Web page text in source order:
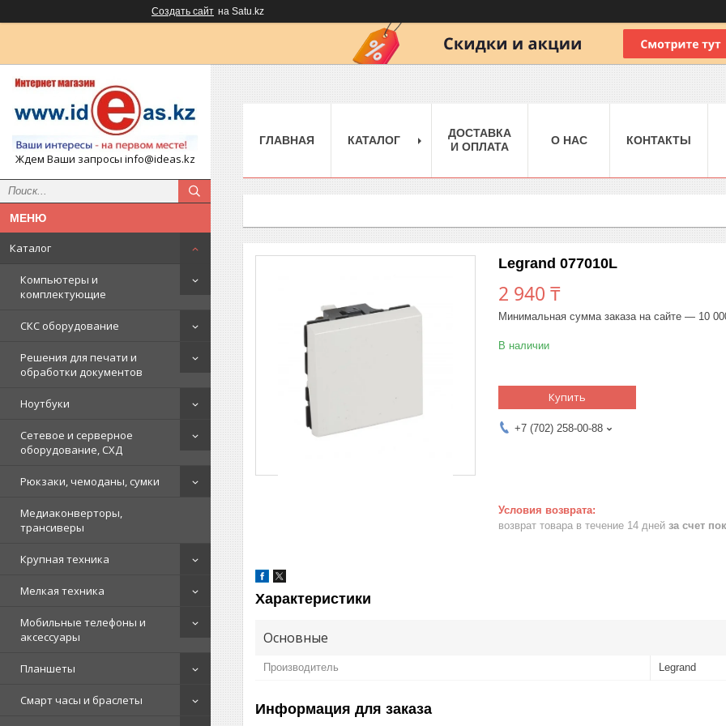
Создать сайт на Satu.kz
Ждем Ваши запросы info@ideas.kz
Каталог
Компьютеры и
комплектующие
СКС оборудование
Решения для печати и
обработки документов
Ноутбуки
Сетевое и серверное
оборудование, СХД
Рюкзаки, чемоданы, сумки
Медиаконверторы,
трансиверы
Крупная техника
Мелкая техника
Мобильные телефоны и
аксессуары
Планшеты
Смарт часы и браслеты
ГЛАВНАЯ КАТАЛОГ
ДОСТАВКА
И ОПЛАТА
О НАС КОНТАКТЫ
Legrand 077010L
2 940 ₸
Минимальная сумма заказа на сайте — 10
В наличии
Купить
+7 (702) 258-00-88
возврат товара в течение 14 дней за счет
Характеристики
Основные
Производитель Legrand
Информация для заказа